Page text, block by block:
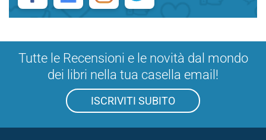
Tutte le Recensioni e le novità dal mondo
dei libri nella tua casella email!
ISCRIVITI SUBITO